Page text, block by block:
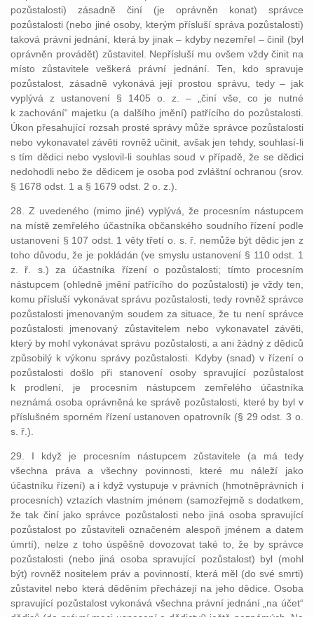
pozůstalosti) zásadně činí (je oprávněn konat) správce
pozůstalosti (nebo jiné osoby, kterým přísluší správa pozůstalosti)
taková právní jednání, která by jinak – kdyby nezemřel – činil (byl
oprávněn provádět) zůstavitel. Nepřísluší mu ovšem vždy činit na
místo zůstavitele veškerá právní jednání. Ten, kdo spravuje
pozůstalost, zásadně vykonává její prostou správu, tedy – jak
vyplývá z ustanovení § 1405 o. z. – „činí vše, co je nutné
k zachování“ majetku (a dalšího jmění) patřícího do pozůstalosti.
Úkon přesahující rozsah prosté správy může správce pozůstalosti
nebo vykonavatel závěti rovněž učinit, avšak jen tehdy, souhlasí-li
s tím dědici nebo vyslovil-li souhlas soud v případě, že se dědici
nedohodli nebo že dědicem je osoba pod zvláštní ochranou (srov.
§ 1678 odst. 1 a § 1679 odst. 2 o. z.).
28. Z uvedeného (mimo jiné) vyplývá, že procesním nástupcem
na místě zemřelého účastníka občanského soudního řízení podle
ustanovení § 107 odst. 1 věty třetí o. s. ř. nemůže být dědic jen z
toho důvodu, že je pokládán (ve smyslu ustanovení § 110 odst. 1
z. ř. s.) za účastníka řízení o pozůstalosti; tímto procesním
nástupcem (ohledně jmění patřícího do pozůstalosti) je vždy ten,
komu přísluší vykonávat správu pozůstalosti, tedy rovněž správce
pozůstalosti jmenovaným soudem za situace, že tu není správce
pozůstalosti jmenovaný zůstavitelem nebo vykonavatel závěti,
který by mohl vykonávat správu pozůstalosti, a ani žádný z dědiců
způsobilý k výkonu správy pozůstalosti. Kdyby (snad) v řízení o
pozůstalosti došlo při stanovení osoby spravující pozůstalost
k prodlení, je procesním nástupcem zemřelého účastníka
neznámá osoba oprávněná ke správě pozůstalosti, které by byl v
příslušném sporném řízení ustanoven opatrovník (§ 29 odst. 3 o.
s. ř.).
29. I když je procesním nástupcem zůstavitele (a má tedy
všechna práva a všechny povinnosti, které mu náleží jako
účastníku řízení) a i když vystupuje v právních (hmotněprávních i
procesních) vztazích vlastním jménem (samozřejmě s dodatkem,
že tak činí jako správce pozůstalosti nebo jiná osoba spravující
pozůstalost po zůstaviteli označeném alespoň jménem a datem
úmrtí), nelze z toho úspěšně dovozovat také to, že by správce
pozůstalosti (nebo jiná osoba spravující pozůstalost) byl (mohl
být) rovněž nositelem práv a povinností, která měl (do své smrti)
zůstavitel nebo která děděním přecházejí na jeho dědice. Osoba
spravující pozůstalost vykonává všechna právní jednání „na účet“